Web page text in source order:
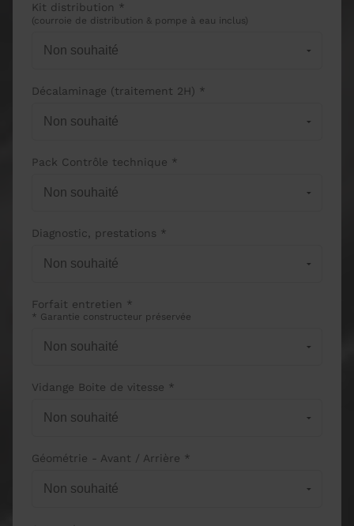
Kit distribution *
(courroie de distribution & pompe à eau inclus)
Décalaminage (traitement 2H) *
Pack Contrôle technique *
Diagnostic, prestations *
Forfait entretien *
* Garantie constructeur préservée
Vidange Boite de vitesse *
Géométrie - Avant / Arrière *